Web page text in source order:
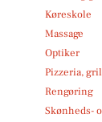
Køreskole
Massage
Optiker
Pizzeria,
Rengøring
Skønheds-